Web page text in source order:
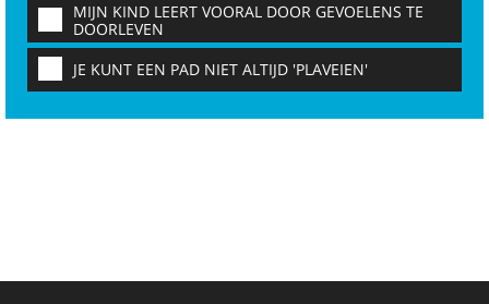
MIJN KIND LEERT VOORAL DOOR GEVOELENS TE
DOORLEVEN
JE KUNT EEN PAD NIET ALTIJD 'PLAVEIEN'